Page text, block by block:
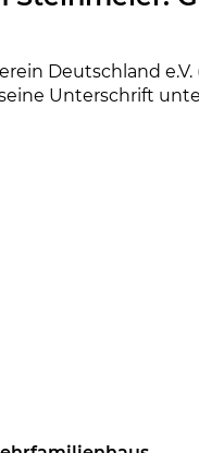
Deutschland
Unterschrift